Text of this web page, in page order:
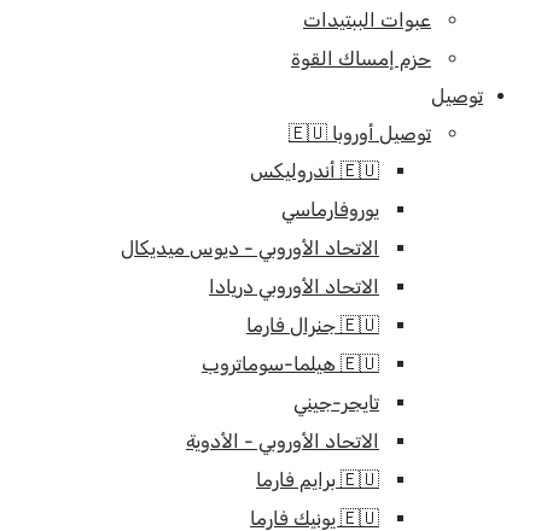
عبوات الببتيدات
حزم إمساك القوة
توصيل
توصيل أوروبا 🇪🇺
🇪🇺 أندروليكس
يوروفارماسي
الاتحاد الأوروبي - ديوس ميديكال
الاتحاد الأوروبي دريادا
🇪🇺 جنرال فارما
🇪🇺 هيلما-سوماتروب
تايجر-جيني
الاتحاد الأوروبي - الأدوية
🇪🇺 برايم فارما
🇪🇺 يونيك فارما